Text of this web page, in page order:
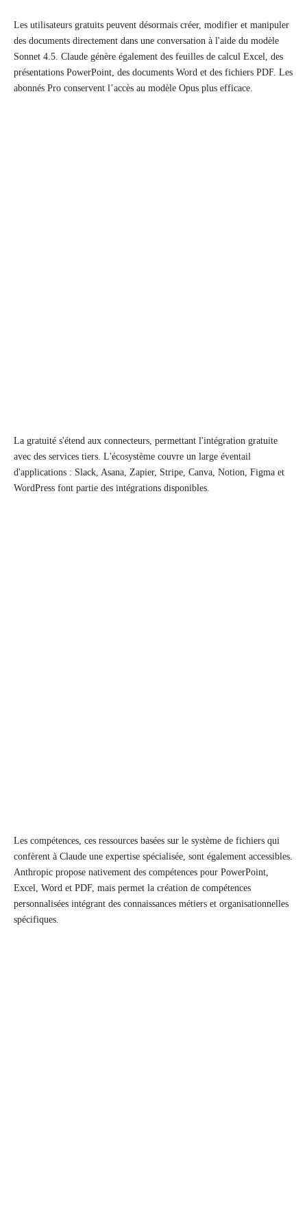
Les utilisateurs gratuits peuvent désormais créer, modifier et manipuler
des documents directement dans une conversation à l'aide du modèle
Sonnet 4.5. Claude génère également des feuilles de calcul Excel, des
présentations PowerPoint, des documents Word et des fichiers PDF. Les
abonnés Pro conservent l’accès au modèle Opus plus efficace.
La gratuité s'étend aux connecteurs, permettant l'intégration gratuite
avec des services tiers. L'écosystème couvre un large éventail
d'applications : Slack, Asana, Zapier, Stripe, Canva, Notion, Figma et
WordPress font partie des intégrations disponibles.
Les compétences, ces ressources basées sur le système de fichiers qui
confèrent à Claude une expertise spécialisée, sont également accessibles.
Anthropic propose nativement des compétences pour PowerPoint,
Excel, Word et PDF, mais permet la création de compétences
personnalisées intégrant des connaissances métiers et organisationnelles
spécifiques.